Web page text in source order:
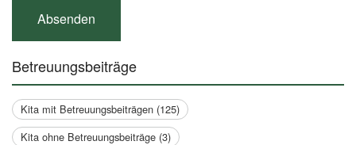
Betreuungsbeiträge
Kita mit Betreuungsbeiträgen (125)
Kita ohne Betreuungsbeiträge (3)